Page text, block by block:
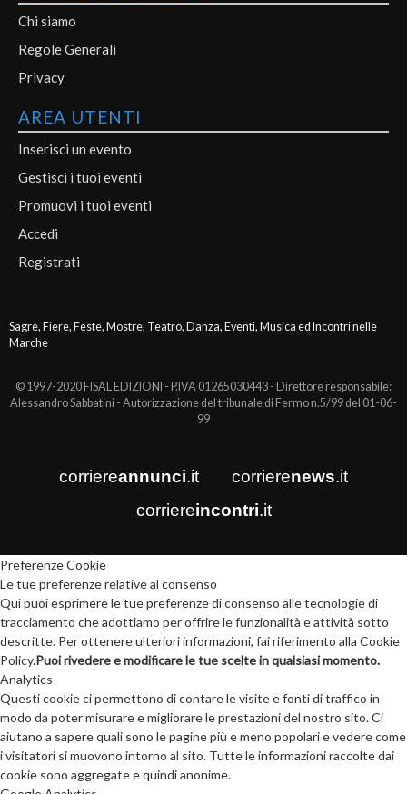
Chi siamo
Regole Generali
Privacy
AREA UTENTI
Inserisci un evento
Gestisci i tuoi eventi
Promuovi i tuoi eventi
Accedi
Registrati
Sagre, Fiere, Feste, Mostre, Teatro, Danza, Eventi, Musica ed Incontri nelle
Marche
© 1997-2020 FISAL EDIZIONI - P.IVA 01265030443 - Direttore responsabile:
Alessandro Sabbatini - Autorizzazione del tribunale di Fermo n.5/99 del 01-06-
99
corriereannunci.it corrierenews.it
corriereincontri.it
Preferenze Cookie
Le tue preferenze relative al consenso
Qui puoi esprimere le tue preferenze di consenso alle tecnologie di
tracciamento che adottiamo per offrire le funzionalità e attività sotto
descritte. Per ottenere ulteriori informazioni, fai riferimento alla Cookie
Policy.Puoi rivedere e modificare le tue scelte in qualsiasi momento.
Analytics
Questi cookie ci permettono di contare le visite e fonti di traffico in
modo da poter misurare e migliorare le prestazioni del nostro sito. Ci
aiutano a sapere quali sono le pagine più e meno popolari e vedere come
i visitatori si muovono intorno al sito. Tutte le informazioni raccolte dai
cookie sono aggregate e quindi anonime.